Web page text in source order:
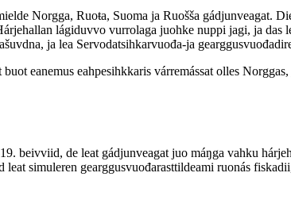
Norgga, Ruoŧa, Suoma ja Ruošša gádjunveagat.
lágiduvvo vurrolaga juohke nuppi jagi, ja das
ja lea Servodatsihkarvuođa-ja
eanemus eahpesihkkaris várremássat olles
beivviid, de leat gádjunveagat juo máŋga vahku
simuleren gearggusvuođarasttildeami ruonás